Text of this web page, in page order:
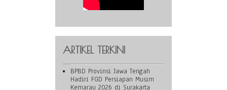
ARTIKEL TERKINI
BPBD Provinsi Jawa Tengah
Hadiri FGD Persiapan Musim
Kemarau 2026 di Surakarta